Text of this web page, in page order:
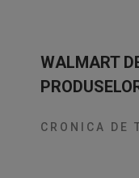
WALMART
CRONICA DE